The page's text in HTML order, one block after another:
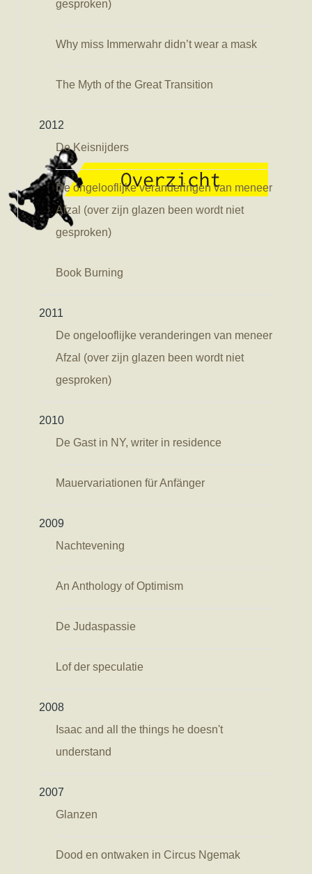
gesproken)
Why miss Immerwahr didn’t wear a mask
The Myth of the Great Transition
2012
De Keisnijders
De ongelooflijke veranderingen van meneer
Afzal (over zijn glazen been wordt niet
gesproken)
Book Burning
2011
De ongelooflijke veranderingen van meneer
Afzal (over zijn glazen been wordt niet
gesproken)
2010
De Gast in NY, writer in residence
Mauervariationen für Anfänger
2009
Nachtevening
An Anthology of Optimism
De Judaspassie
Lof der speculatie
2008
Isaac and all the things he doesn't
understand
2007
Glanzen
Dood en ontwaken in Circus Ngemak